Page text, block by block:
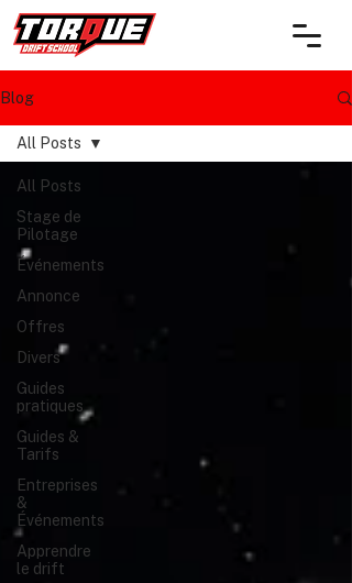
Blog
All Posts
Stage de
Pilotage
Événements
Annonce
Offres
Divers
Guides
pratiques
Guides &
Tarifs
Entreprises
&
Événements
Apprendre
le drift
All Posts